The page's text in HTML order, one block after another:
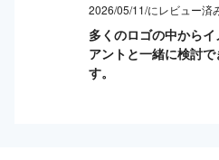
2026/05/11/にレビュー済
多くのロゴの中から
アントと一緒に検討
す。